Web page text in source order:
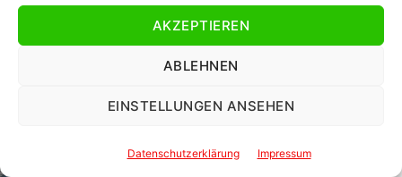
AKZEPTIEREN
ABLEHNEN
EINSTELLUNGEN ANSEHEN
Datenschutzerklärung Impressum